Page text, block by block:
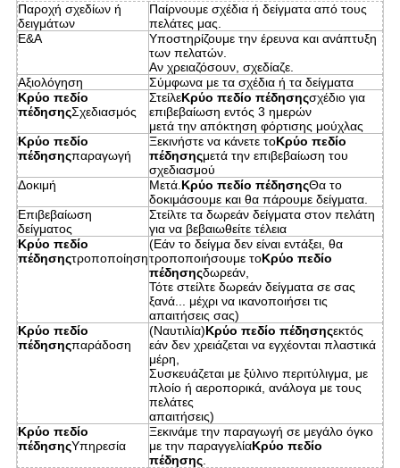
Παροχή σχεδίων ή
δειγμάτων
Παίρνουμε σχέδια ή δείγματα από τους
πελάτες μας.
Ε&Α
Υποστηρίζουμε την έρευνα και ανάπτυξη
των πελατών.
Αν χρειαζόσουν, σχεδίαζε.
Αξιολόγηση
Σύμφωνα με τα σχέδια ή τα δείγματα
Κρύο πεδίο
πέδησηςΣχεδιασμός
ΣτείλεΚρύο πεδίο πέδησηςσχέδιο για
επιβεβαίωση εντός 3 ημερών
μετά την απόκτηση φόρτισης μούχλας
Κρύο πεδίο
πέδησηςπαραγωγή
Ξεκινήστε να κάνετε τοΚρύο πεδίο
πέδησηςμετά την επιβεβαίωση του
σχεδιασμού
Δοκιμή
Μετά. Κρύο πεδίο πέδησηςΘα το
δοκιμάσουμε και θα πάρουμε δείγματα.
Επιβεβαίωση
δείγματος
Στείλτε τα δωρεάν δείγματα στον πελάτη
για να βεβαιωθείτε τέλεια
Κρύο πεδίο
πέδησηςτροποποίηση
(Εάν το δείγμα δεν είναι εντάξει, θα
τροποποιήσουμε τοΚρύο πεδίο
πέδησηςδωρεάν,
Τότε στείλτε δωρεάν δείγματα σε σας
ξανά... μέχρι να ικανοποιήσει τις
απαιτήσεις σας)
Κρύο πεδίο
πέδησηςπαράδοση
(Ναυτιλία)Κρύο πεδίο πέδησηςεκτός
εάν δεν χρειάζεται να εγχέονται πλαστικά
μέρη,
Συσκευάζεται με ξύλινο περιτύλιγμα, με
πλοίο ή αεροπορικά, ανάλογα με τους
πελάτες
απαιτήσεις)
Κρύο πεδίο
πέδησηςΥπηρεσία
Ξεκινάμε την παραγωγή σε μεγάλο όγκο
με την παραγγελίαΚρύο πεδίο
πέδησης.